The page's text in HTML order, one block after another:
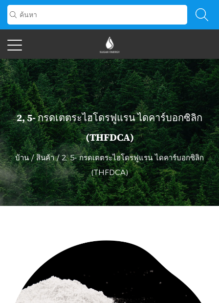
2, 5- กรดเตตระไฮโดรฟูแรน ไดคาร์บอกซิลิก
(THFDCA)
บ้าน/สินค้า/2, 5- กรดเตตระไฮโดรฟูแรน ไดคาร์บอกซิลิก
(THFDCA)